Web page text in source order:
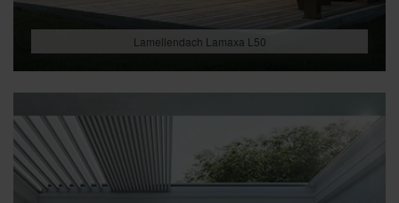
Lamellendach Lamaxa L50